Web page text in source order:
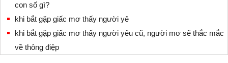
con số gì?
khi bắt gặp giấc mơ thấy người yê
khi bắt gặp giấc mơ thấy người yêu cũ, người mơ sẽ thắc mắc
về thông điệp